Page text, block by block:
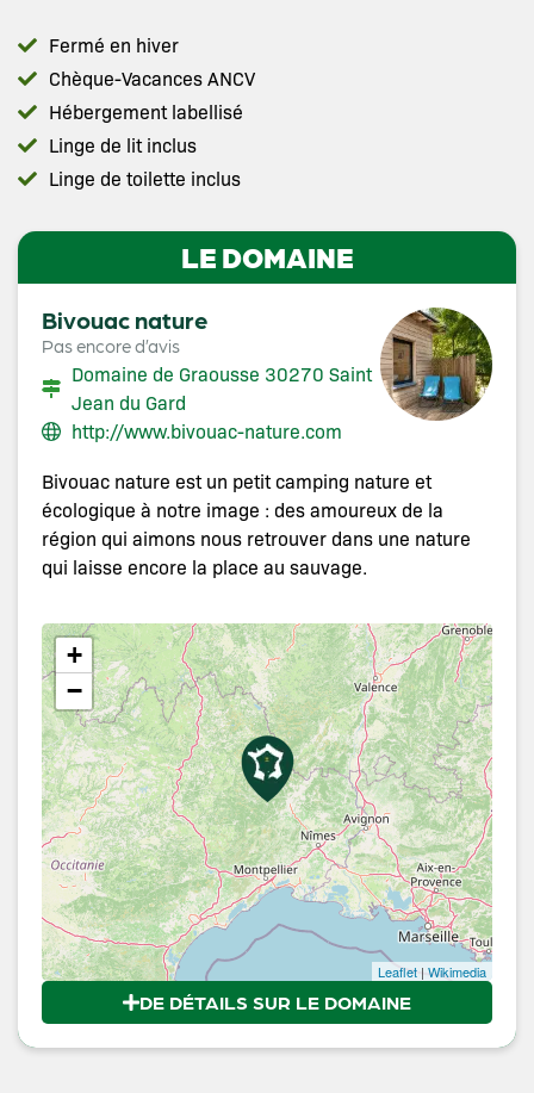
Fermé en hiver
Chèque-Vacances ANCV
Hébergement labellisé
Linge de lit inclus
Linge de toilette inclus
LE DOMAINE
Bivouac nature
Pas encore d’avis
Domaine de Graousse 30270 Saint
Jean du Gard
http://www.bivouac-nature.com
Bivouac nature est un petit camping nature et
écologique à notre image : des amoureux de la
région qui aimons nous retrouver dans une nature
qui laisse encore la place au sauvage.
+
−
Leaflet | Wikimedia
DE DÉTAILS SUR LE DOMAINE